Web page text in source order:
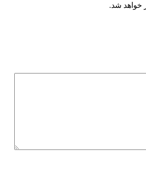
خواهد شد.